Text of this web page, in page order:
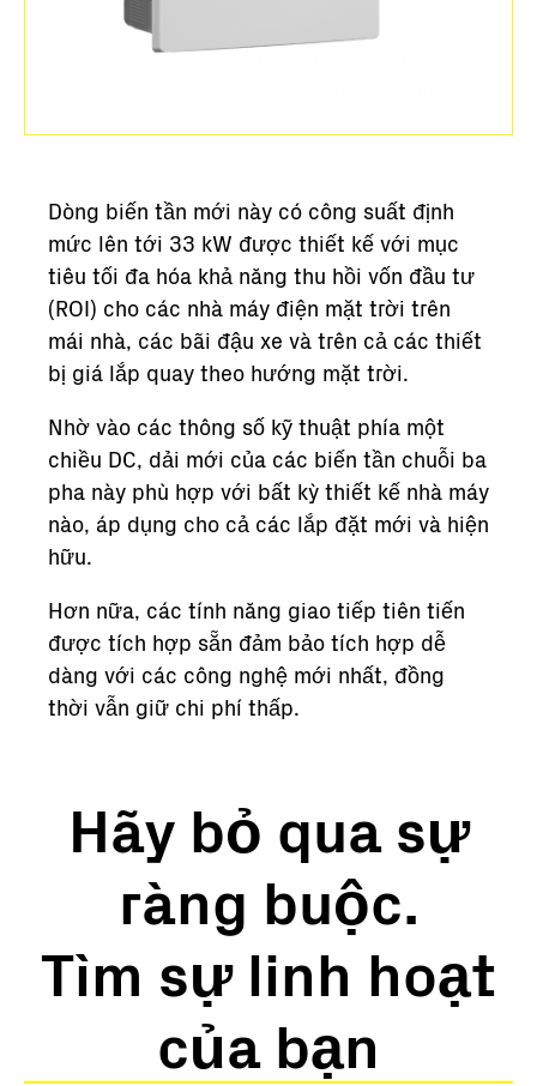
Dòng biến tần mới này có công suất định
mức lên tới 33 kW được thiết kế với mục
tiêu tối đa hóa khả năng thu hồi vốn đầu tư
(ROI) cho các nhà máy điện mặt trời trên
mái nhà, các bãi đậu xe và trên cả các thiết
bị giá lắp quay theo hướng mặt trời.
Nhờ vào các thông số kỹ thuật phía một
chiều DC, dải mới của các biến tần chuỗi ba
pha này phù hợp với bất kỳ thiết kế nhà máy
nào, áp dụng cho cả các lắp đặt mới và hiện
hữu.
Hơn nữa, các tính năng giao tiếp tiên tiến
được tích hợp sẵn đảm bảo tích hợp dễ
dàng với các công nghệ mới nhất, đồng
thời vẫn giữ chi phí thấp.
Hãy bỏ qua sự
ràng buộc.
Tìm sự linh hoạt
của bạn